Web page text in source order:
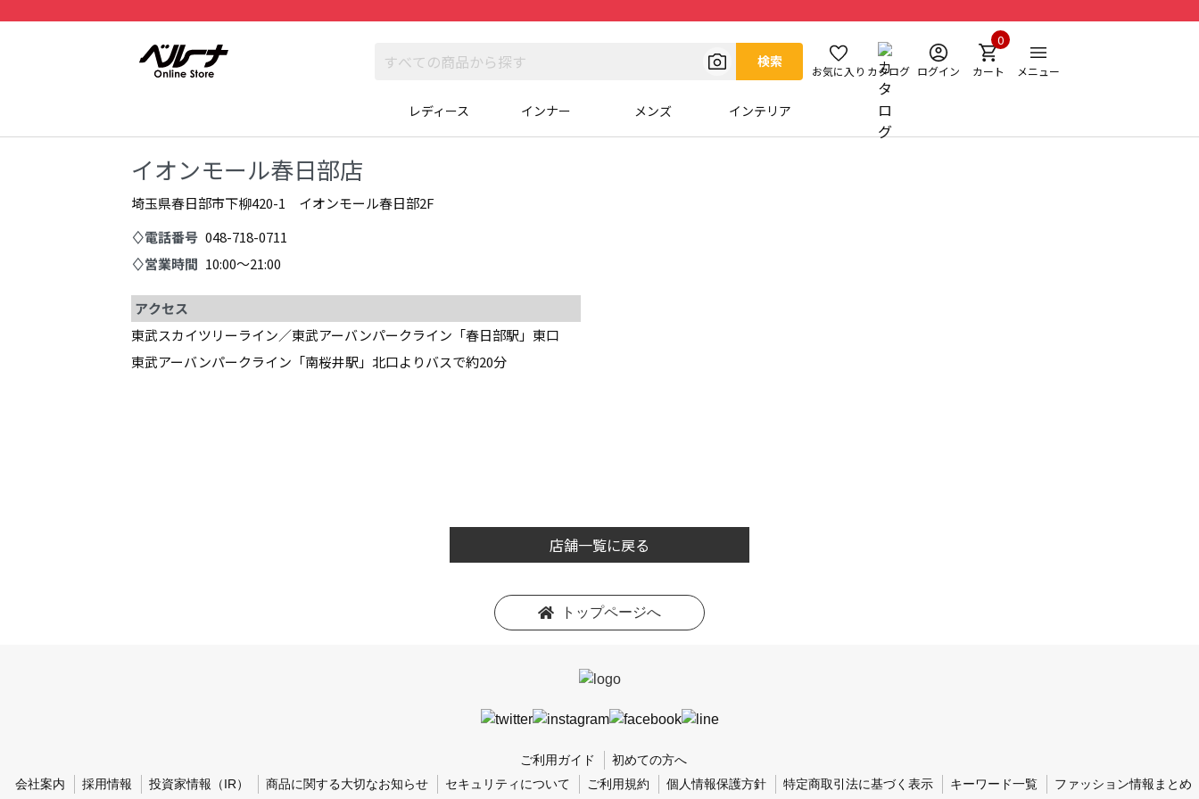
検索
お気に入り カタログ ログイン カート
0
メニュー
レディース インナー メンズ インテリア
イオンモール春日部店
埼玉県春日部市下柳420-1 イオンモール春日部2F
♢電話番号 048-718-0711
♢営業時間 10:00～21:00
アクセス
東武スカイツリーライン／東武アーバンパークライン「春日部駅」東口
東武アーバンパークライン「南桜井駅」北口よりバスで約20分
店舗一覧に戻る
トップページへ
ご利用ガイド
初めての方へ
会社案内
採用情報 投資家情報（IR） 商品に関する大切なお知らせ セキュリティについて ご利用規約 個人情報保護方針 特定商取引法に基づく表示 キーワード一覧 ファッション情報まとめ